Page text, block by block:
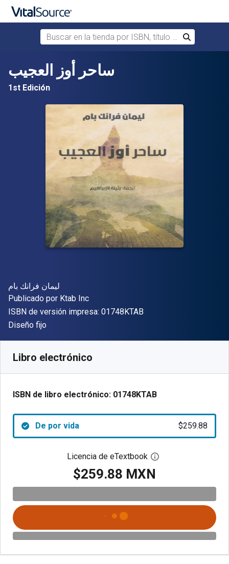
Saltar al contenido principal
Buscar en la tienda por ISBN, título o autor
Buscar
ساحر أوز العجيب
1st Edición
Autor(es)
ليمان فرانك بام
Editor
Publicado por Ktab Inc
ISBN de versión impresa: 01748KTAB"ISBN-13 01748KTAB"
Formato
Diseño fijo
Libro electrónico
ISBN de libro electrónico: 01748KTAB
De por vida $259.88
Licencia de eTextbook Abre el cuadro de
$259.88 MXN